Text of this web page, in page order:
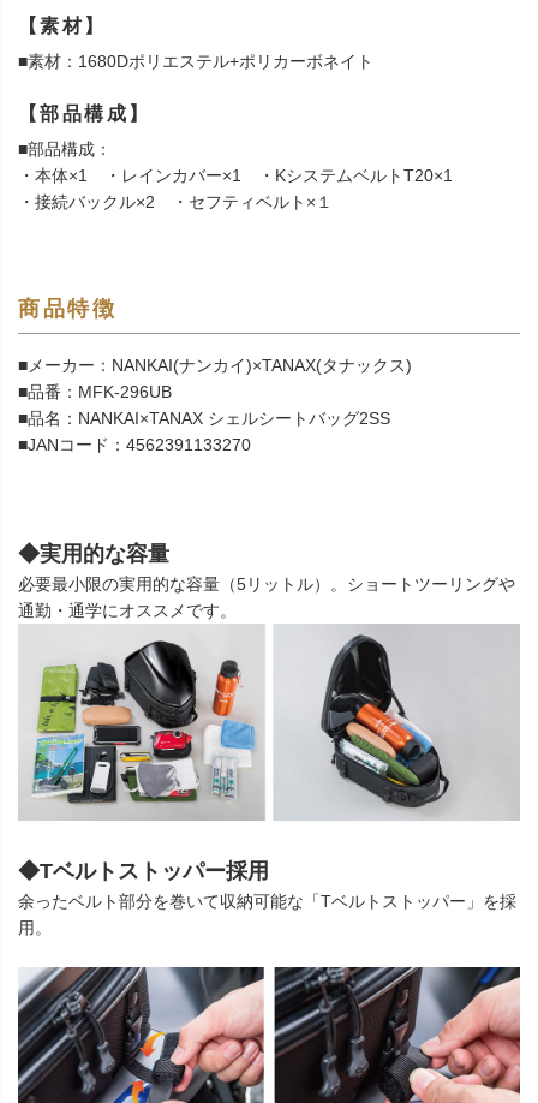
【素材】
■素材：1680Dポリエステル+ポリカーボネイト
【部品構成】
■部品構成：
・本体×1 ・レインカバー×1 ・KシステムベルトT20×1
・接続バックル×2 ・セフティベルト×１
商品特徴
■メーカー：NANKAI(ナンカイ)×TANAX(タナックス)
■品番：MFK-296UB
■品名：NANKAI×TANAX シェルシートバッグ2SS
■JANコード：4562391133270
◆実用的な容量
必要最小限の実用的な容量（5リットル）。ショートツーリングや
通勤・通学にオススメです。
◆Tベルトストッパー採用
余ったベルト部分を巻いて収納可能な「Tベルトストッパー」を採
用。